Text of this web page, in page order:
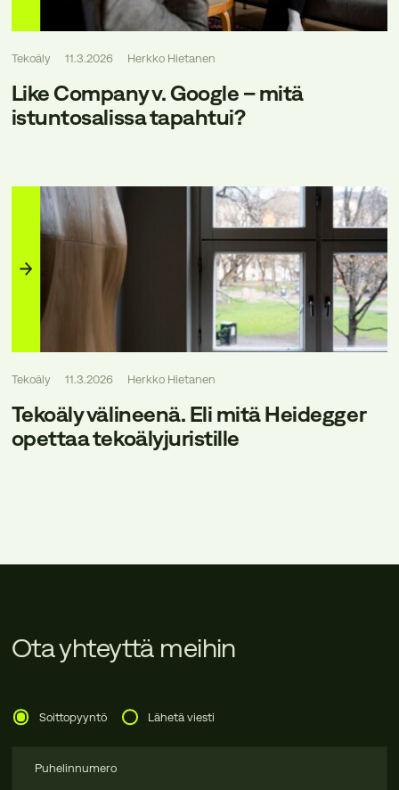
Like Company v. Google – mitä
istuntosalissa tapahtui?
Tekoäly 11.3.2026 Herkko Hietanen
Tekoäly välineenä. Eli mitä Heidegger
opettaa tekoälyjuristille
Tekoäly 11.3.2026 Herkko Hietanen
Ota yhteyttä meihin
Soittopyyntö Lähetä viesti